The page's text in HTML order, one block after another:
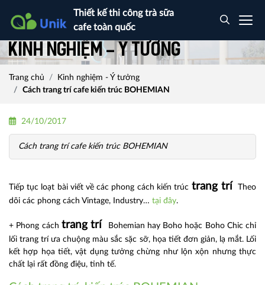
Thiết kế thi công trà sữa
cafe toàn quốc
Kinh nghiệm - Ý tưởng
Trang chủ
Kinh nghiệm - Ý tưởng
Cách trang trí cafe kiến trúc BOHEMIAN
24/10/2017
Cách trang trí cafe kiến trúc BOHEMIAN
Tiếp tục loạt bài viết về các phong cách kiến trúc trang trí
Theo
dõi các phong cách Vintage, Industry… tại đây.
+ Phong cách trang trí
Bohemian hay Boho hoặc Boho Chic chỉ
lối trang trí ưa chuộng màu sắc sặc sỡ, họa tiết đơn giản, lạ mắt. Lối
kết hợp họa tiết, vật dụng tưởng chừng như lộn xộn nhưng thực
chất lại rất đồng điệu, tinh tế.